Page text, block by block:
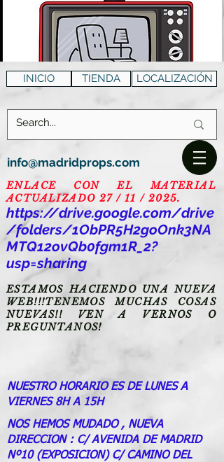
INICIO TIENDA LOCALIZACIÓN
info@madridprops.com
ENLACE CON EL MATERIAL
ACTUALIZADO 27 / 11 / 2025.
https://drive.google.com/drive
/folders/1ObPR5H2goOnk3NA
MTQ12ovQb0fgm1R_2?
usp=sharing
ESTAMOS HACIENDO UNA NUEVA
WEB!!!TENEMOS MUCHAS COSAS
NUEVAS!! VEN A VERNOS O
PREGUNTANOS!
NUESTRO HORARIO ES DE LUNES A
VIERNES 8H A 15H
NOS HEMOS MUDADO , NUEVA
DIRECCION : C/ AVENIDA DE MADRID
Nº10 (EXPOSICION) C/ CAMINO DEL